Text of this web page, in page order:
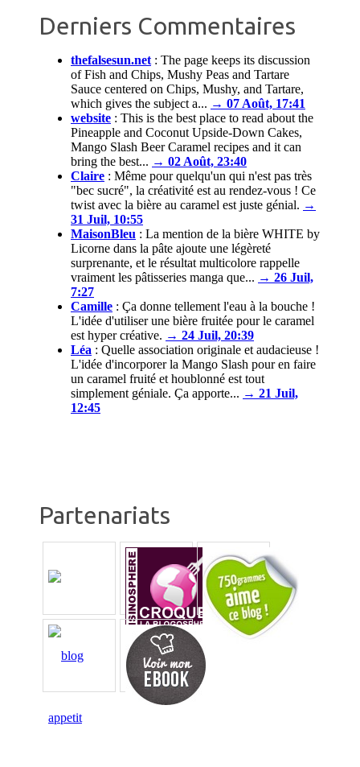
Derniers Commentaires
thefalsesun.net : The page keeps its discussion
of Fish and Chips, Mushy Peas and Tartare
Sauce centered on Chips, Mushy, and Tartare,
which gives the subject a... → 07 Août, 17:41
website : This is the best place to read about the
Pineapple and Coconut Upside-Down Cakes,
Mango Slash Beer Caramel recipes and it can
bring the best... → 02 Août, 23:40
Claire : Même pour quelqu'un qui n'est pas très
"bec sucré", la créativité est au rendez-vous ! Ce
twist avec la bière au caramel est juste génial. →
31 Juil, 10:55
MaisonBleu : La mention de la bière WHITE by
Licorne dans la pâte ajoute une légèreté
surprenante, et le résultat multicolore rappelle
vraiment les pâtisseries manga que... → 26 Juil,
7:27
Camille : Ça donne tellement l'eau à la bouche !
L'idée d'utiliser une bière fruitée pour le caramel
est hyper créative. → 24 Juil, 20:39
Léa : Quelle association originale et audacieuse !
L'idée d'incorporer la Mango Slash pour en faire
un caramel fruité et houblonné est tout
simplement géniale. Ça apporte... → 21 Juil,
12:45
Partenariats